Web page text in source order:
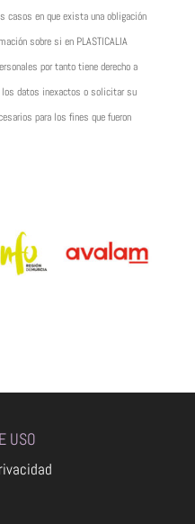
casos en que exista una obligación
sobre si en PLASTICALIA
por tanto tiene derecho a
datos inexactos o solicitar su
para los fines que fueron
USO